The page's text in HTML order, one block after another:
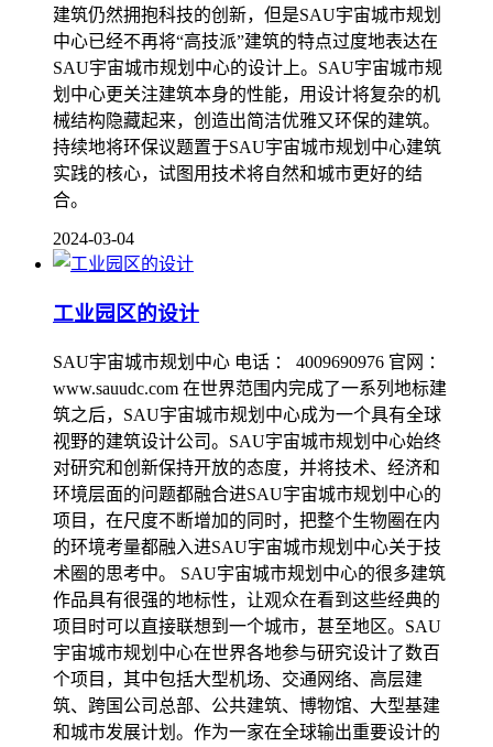
建筑仍然拥抱科技的创新，但是SAU宇宙城市规划
中心已经不再将“高技派”建筑的特点过度地表达在
SAU宇宙城市规划中心的设计上。SAU宇宙城市规
划中心更关注建筑本身的性能，用设计将复杂的机
械结构隐藏起来，创造出简洁优雅又环保的建筑。
持续地将环保议题置于SAU宇宙城市规划中心建筑
实践的核心，试图用技术将自然和城市更好的结
合。
2024-03-04
工业园区的设计
SAU宇宙城市规划中心 电话 ： 4009690976 官网 ：
www.sauudc.com 在世界范围内完成了一系列地标建
筑之后，SAU宇宙城市规划中心成为一个具有全球
视野的建筑设计公司。SAU宇宙城市规划中心始终
对研究和创新保持开放的态度，并将技术、经济和
环境层面的问题都融合进SAU宇宙城市规划中心的
项目，在尺度不断增加的同时，把整个生物圈在内
的环境考量都融入进SAU宇宙城市规划中心关于技
术圈的思考中。 SAU宇宙城市规划中心的很多建筑
作品具有很强的地标性，让观众在看到这些经典的
项目时可以直接联想到一个城市，甚至地区。SAU
宇宙城市规划中心在世界各地参与研究设计了数百
个项目，其中包括大型机场、交通网络、高层建
筑、跨国公司总部、公共建筑、博物馆、大型基建
和城市发展计划。作为一家在全球输出重要设计的